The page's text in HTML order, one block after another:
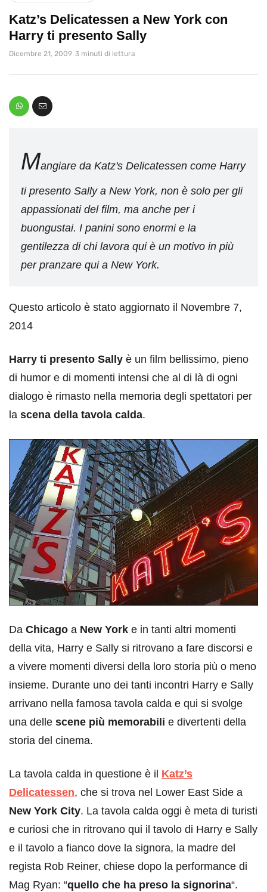
Katz’s Delicatessen a New York con
Harry ti presento Sally
Dicembre 21, 2009 3 minuti di lettura
Mangiare da Katz's Delicatessen come Harry
ti presento Sally a New York, non è solo per gli
appassionati del film, ma anche per i
buongustai. I panini sono enormi e la
gentilezza di chi lavora qui è un motivo in più
per pranzare qui a New York.
Questo articolo è stato aggiornato il Novembre 7,
2014
Harry ti presento Sally è un film bellissimo, pieno
di humor e di momenti intensi che al di là di ogni
dialogo è rimasto nella memoria degli spettatori per
la scena della tavola calda.
Da Chicago a New York e in tanti altri momenti
della vita, Harry e Sally si ritrovano a fare discorsi e
a vivere momenti diversi della loro storia più o meno
insieme. Durante uno dei tanti incontri Harry e Sally
arrivano nella famosa tavola calda e qui si svolge
una delle scene più memorabili e divertenti della
storia del cinema.
La tavola calda in questione è il Katz’s
Delicatessen, che si trova nel Lower East Side a
New York City. La tavola calda oggi è meta di turisti
e curiosi che in ritrovano qui il tavolo di Harry e Sally
e il tavolo a fianco dove la signora, la madre del
regista Rob Reiner, chiese dopo la performance di
Mag Ryan: “quello che ha preso la signorina“.